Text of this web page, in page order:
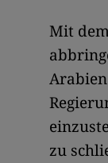
Mit
zu